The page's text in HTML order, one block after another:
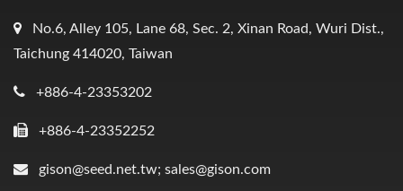
No.6, Alley 105, Lane 68, Sec. 2, Xinan Road, Wuri Dist.,
Taichung 414020, Taiwan
+886-4-23353202
+886-4-23352252
gison@seed.net.tw; sales@gison.com